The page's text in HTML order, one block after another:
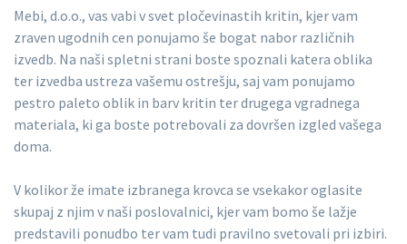
Mebi, d.o.o., vas vabi v svet pločevinastih kritin, kjer vam
zraven ugodnih cen ponujamo še bogat nabor različnih
izvedb. Na naši spletni strani boste spoznali katera oblika
ter izvedba ustreza vašemu ostrešju, saj vam ponujamo
pestro paleto oblik in barv kritin ter drugega vgradnega
materiala, ki ga boste potrebovali za dovršen izgled vašega
doma.
V kolikor že imate izbranega krovca se vsekakor oglasite
skupaj z njim v naši poslovalnici, kjer vam bomo še lažje
predstavili ponudbo ter vam tudi pravilno svetovali pri izbiri.